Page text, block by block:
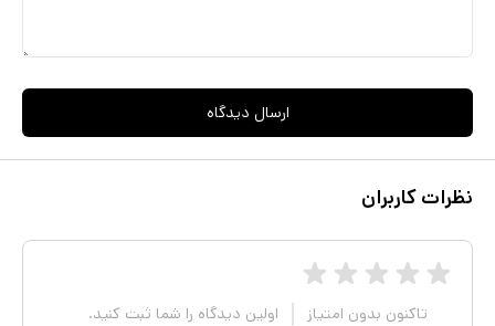
ارسال دیدگاه
نظرات کاربران
تاکنون بدون امتیاز اولین دیدگاه را شما ثبت کنید.